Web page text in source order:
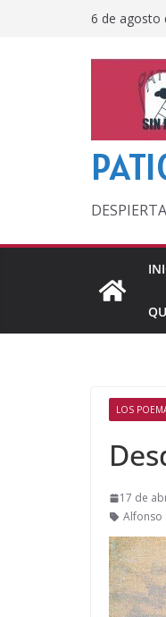
6 de agosto
LOS
17 de
Alfonso